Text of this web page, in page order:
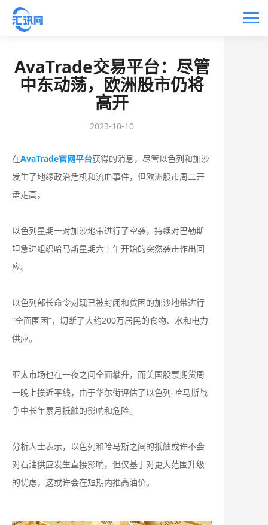
AvaTrade交易平台：尽管
中东动荡，欧洲股市仍将
高开
2023-10-10
在AvaTrade官网平台获得的消息，尽管以色列和加沙
发生了地缘政治危机和流血事件，但欧洲股市周二开
盘走高。
以色列星期一对加沙地带进行了空袭，持续对巴勒斯
坦急进组织哈马斯星期六上午开始的突然袭击作出回
应。
以色列部长命令对现已被封闭和贫困的加沙地带进行
“全面围困”，切断了大约200万居民的食物、水和电力
供应。
亚太市场也在一夜之间全面攀升，而美国股票期货周
一晚上挨近平线，由于华尔街评估了以色列-哈马斯战
争中长年累月抵触的影响和危险。
分析人士表示，以色列和哈马斯之间的抵触或许不会
对石油供应发生直接影响，但仅基于对更大范围升级
的忧虑，这或许会在短期内推高油价。